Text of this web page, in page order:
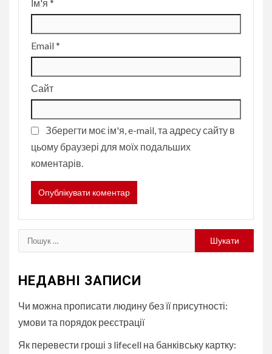
Ім'я *
Email*
Сайт
Зберегти моє ім'я, e-mail, та адресу сайту в
цьому браузері для моїх подальших
коментарів.
Пошук:
НЕДАВНІ ЗАПИСИ
Чи можна прописати людину без її присутності:
умови та порядок реєстрації
Як перевести гроші з lifecell на банківську картку: